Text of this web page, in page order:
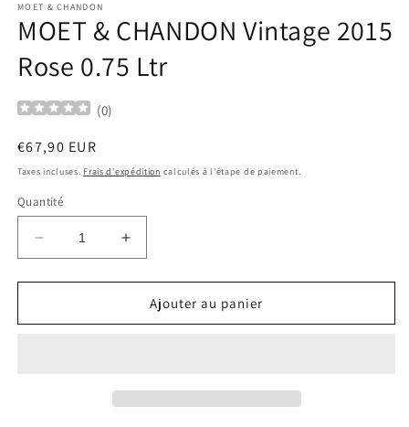
média
1
dans
fenêtre
modale
MOET & CHANDON
MOET & CHANDON Vintage 2015
Rose 0.75 Ltr
(0)
Prix
habituel
€67,90 EUR
Taxes incluses. Frais d'expédition calculés à l'étape de paiement.
Quantité
Réduire
la
quantité
MOET
Augmenter
la
quantité
MOET
Ajouter au panier